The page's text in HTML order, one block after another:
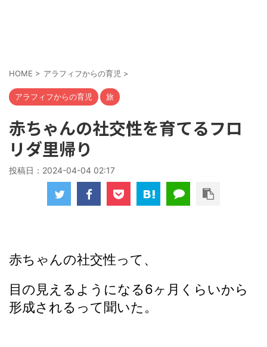
HOME > アラフィフからの育児 >
アラフィフからの育児 旅
赤ちゃんの社交性を育てるフロ
リダ里帰り
投稿日： 2024-04-04 02:17
赤ちゃんの社交性って、
目の見えるようになる6ヶ月くらいから
形成されるって聞いた。